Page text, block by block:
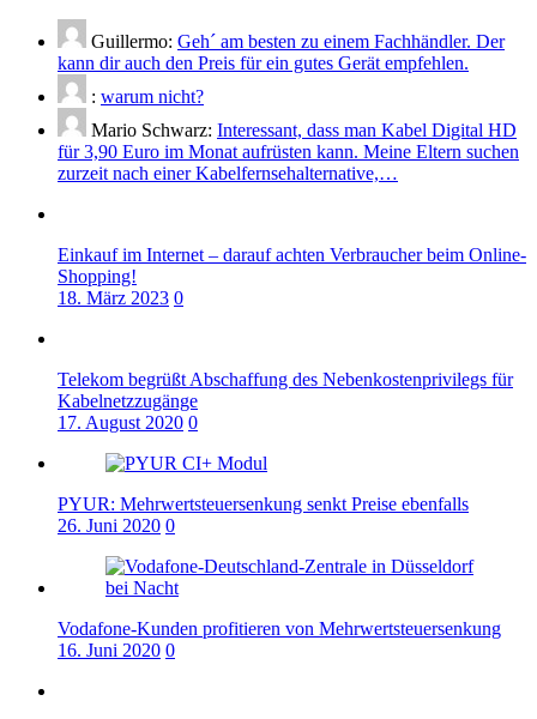
Guillermo: Geh´ am besten zu einem Fachhändler. Der
kann dir auch den Preis für ein gutes Gerät empfehlen.
: warum nicht?
Mario Schwarz: Interessant, dass man Kabel Digital HD
für 3,90 Euro im Monat aufrüsten kann. Meine Eltern suchen
zurzeit nach einer Kabelfernsehalternative,…
Einkauf im Internet – darauf achten Verbraucher beim Online-
Shopping!
18. März 2023 0
Telekom begrüßt Abschaffung des Nebenkostenprivilegs für
Kabelnetzzugänge
17. August 2020 0
PYUR: Mehrwertsteuersenkung senkt Preise ebenfalls
26. Juni 2020 0
Vodafone-Kunden profitieren von Mehrwertsteuersenkung
16. Juni 2020 0